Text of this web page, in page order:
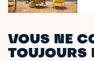
VOUS NE
TOUJOURS